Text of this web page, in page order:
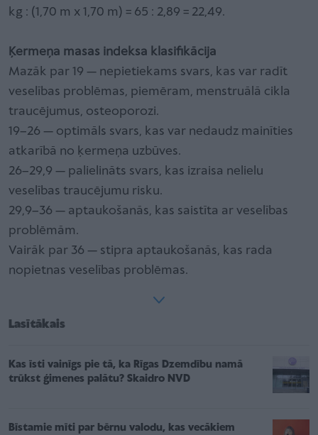
kg : (1,70 m x 1,70 m) = 65 : 2,89 = 22,49.
Ķermeņa masas indeksa klasifikācija
Mazāk par 19 — nepietiekams svars, kas var radīt
veselības problēmas, piemēram, menstruālā cikla
traucējumus, osteoporozi.
19–26 — optimāls svars, kas var nedaudz mainīties
atkarībā no ķermeņa uzbūves.
26–29,9 — palielināts svars, kas izraisa nelielu
veselības traucējumu risku.
29,9–36 — aptaukošanās, kas saistīta ar veselības
problēmām.
Vairāk par 36 — stipra aptaukošanās, kas rada
nopietnas veselības problēmas.
Lasītākais
Kas īsti vainīgs pie tā, ka Rīgas Dzemdību namā
trūkst ģimenes palātu? Skaidro NVD
Bīstamie mīti par bērnu valodu, kas vecākiem